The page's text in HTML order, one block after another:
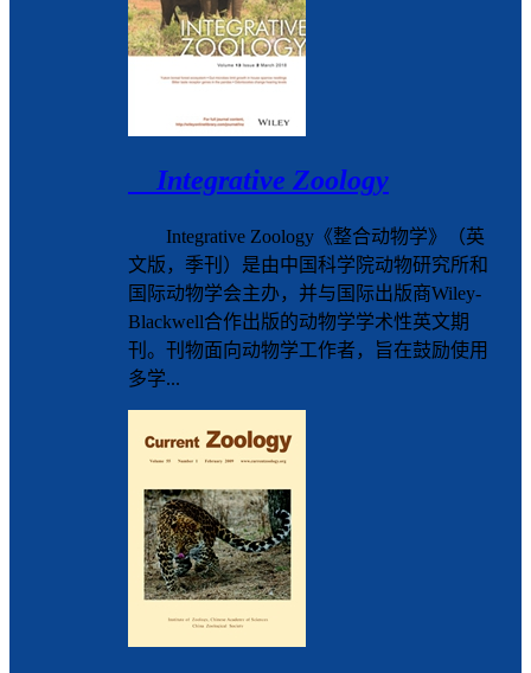
Integrative Zoology
Integrative Zoology《整合动物学》（英
文版，季刊）是由中国科学院动物研究所和
国际动物学会主办，并与国际出版商Wiley-
Blackwell合作出版的动物学学术性英文期
刊。刊物面向动物学工作者，旨在鼓励使用
多学...